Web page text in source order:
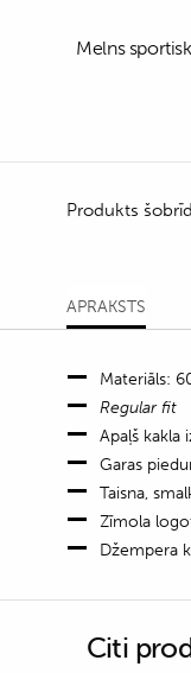
Melns
Produkts
APRAKSTS
Materiāls:
Regular fit
Apaļš kakla
Garas
Taisna,
Zīmola
Džempera
Citi